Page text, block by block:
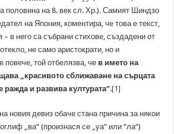
половина на 8. век сл. Хр.). Самият Шиндзо
на Япония, коментира, че това е текст,
в него са събрани стихове, създадени от
не само аристократи, но и
той отбелязва, че в името на
„красивото сближаване на сърцата
ражда и развива културата“.[1]
новия девиз обаче стана причина за някои
„ва“ (произнася се „уа“ или “ла“)